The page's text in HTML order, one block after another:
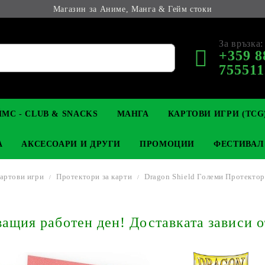
Магазин за Аниме, Манга & Гейм стоки
За връзка:
+359
КОЛЕКЦИОНЕРСКИ
YU-GI-OH! TCG
- CLUB & SNACKS МАНГА
LIGHT NOVEL
КАРТОВИ ИГРИ
MAGIC: THE GATHERING
АНИМЕ ФИГУРКИ
АКСЕСОАРИ И ДРУГИ
КЛЮЧОДЪРЖАТЕЛИ
ПРОМОЦИИ
игри Протектори за карти Dragon Shield Големи
работен ден! Доставката зависи